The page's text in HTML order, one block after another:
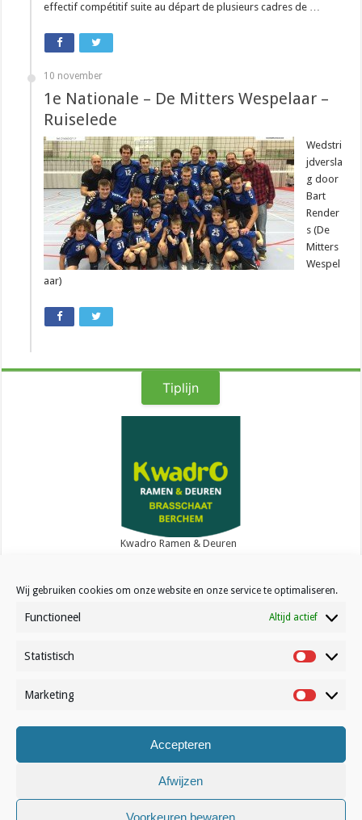
Wij gebruiken cookies om onze website en onze service te optimaliseren.
Functioneel Altijd actief
Statistisch Statistisch
Marketing
Accepteren
Afwijzen
Voorkeuren bewaren
effectif compétitif suite au départ de plusieurs cadres de …
10 november
1e Nationale – De Mitters Wespelaar –
Ruiselede
Wedstri
jdversla
g door
Bart
Render
s (De
Mitters
Wespel
aar)
Tiplijn
Kwadro Ramen & Deuren
Contact
© Volleynews.be2026
Algemene voorwaarden|Privacy
Français Nederlands